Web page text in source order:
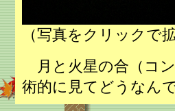
（写真をクリックで
月と火星の合（コ
術的に見てどうなん